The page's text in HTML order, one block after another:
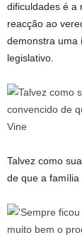
dificuldades é a
reacção ao
demonstra uma
legislativo.
Talvez como
de que a família